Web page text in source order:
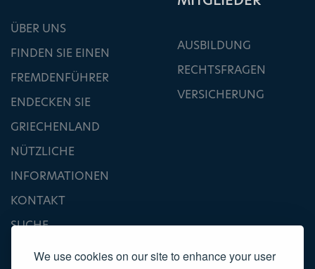
We use cookies on our site to enhance your user
ÜBER UNS
FINDEN SIE EINEN
FREMDENFÜHRER
ENDECKEN SIE
GRIECHENLAND
NÜTZLICHE
INFORMATIONEN
KONTAKT
SUCHE
AUSBILDUNG
RECHTSFRAGEN
VERSICHERUNG